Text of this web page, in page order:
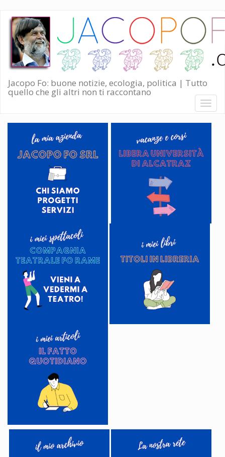
Salta
contenuto
principale
Jacopo Fo: buone notizie, ecologia, politica | Tutto
quello che gli altri non ti raccontano
Toggle